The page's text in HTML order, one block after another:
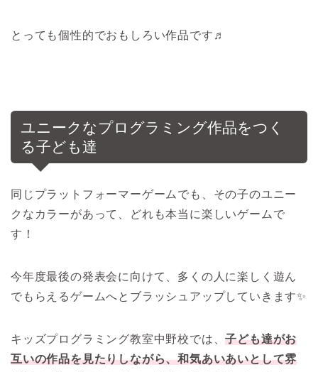
とっても個性的でおもしろい作品です♬
ユニークなプログラミング作品をつく
る子ども達
同じプラットフォーマーゲームでも、その子のユニー
クなカラーがあって、どれも本当に楽しいゲームで
す！
今年度最後の発表会に向けて、多くの人に楽しく遊ん
でもらえるゲームへとブラッシュアップしていきます✨
キッズプログラミング教室中野校では、子ども達がお
互いの作品を見たりしながら、和気あいあいとして雰